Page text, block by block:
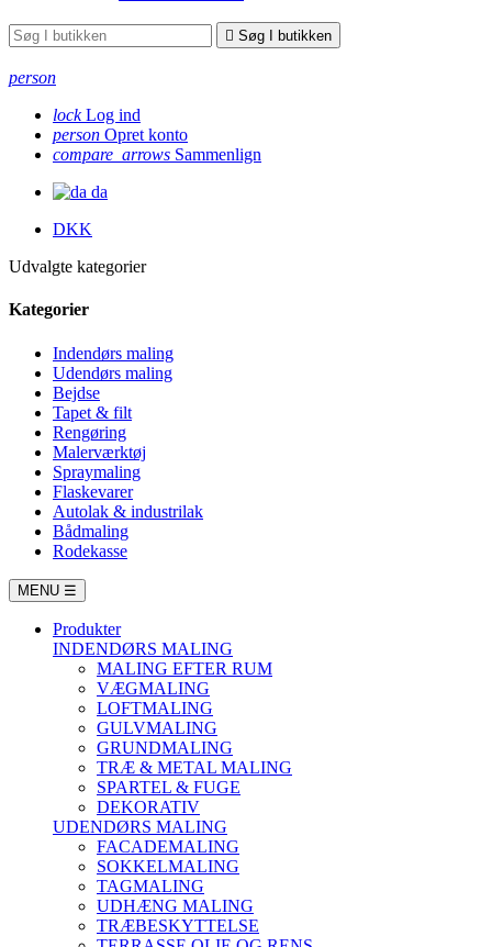
 Søg I butikken
person
lock Log ind
person Opret konto
compare_arrows Sammenlign
da
DKK
Udvalgte kategorier
Kategorier
Indendørs maling
Udendørs maling
Bejdse
Tapet & filt
Rengøring
Malerværktøj
Spraymaling
Flaskevarer
Autolak & industrilak
Bådmaling
Rodekasse
MENU ☰
Produkter
INDENDØRS MALING
MALING EFTER RUM
VÆGMALING
LOFTMALING
GULVMALING
GRUNDMALING
TRÆ & METAL MALING
SPARTEL & FUGE
DEKORATIV
UDENDØRS MALING
FACADEMALING
SOKKELMALING
TAGMALING
UDHÆNG MALING
TRÆBESKYTTELSE